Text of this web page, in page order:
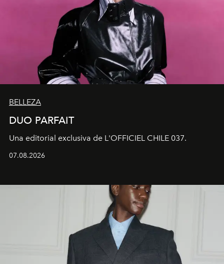
BELLEZA
DUO PARFAIT
Una editorial exclusiva de L'OFFICIEL CHILE 037.
07.08.2026